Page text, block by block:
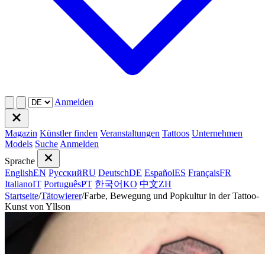
Anmelden
Magazin Künstler finden Veranstaltungen Tattoos Unternehmen
Models Suche Anmelden
Sprache
EnglishEN РусскийRU DeutschDE EspañolES FrançaisFR
ItalianoIT PortuguêsPT 한국어KO 中文ZH
Startseite/Tätowierer/Farbe, Bewegung und Popkultur in der Tattoo-
Kunst von Yllson